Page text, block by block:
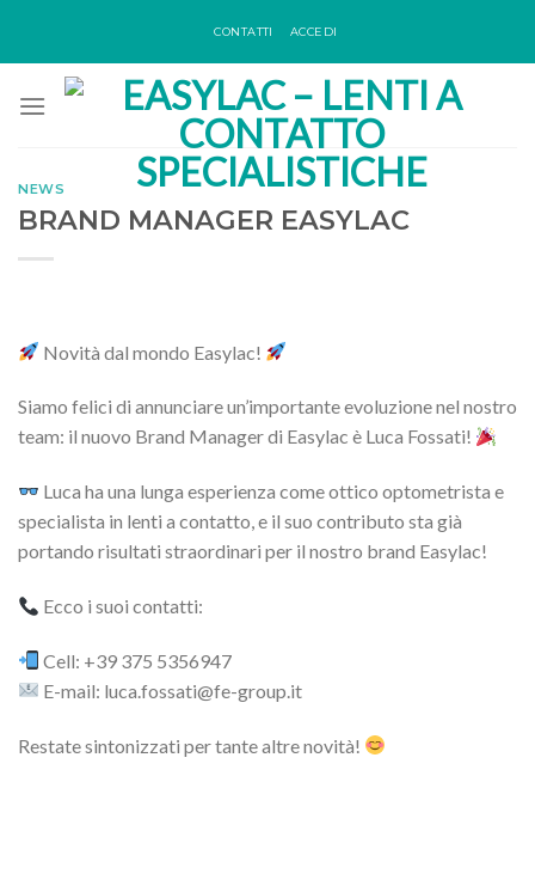
CONTATTI ACCEDI
NEWS
BRAND MANAGER EASYLAC
Novità dal mondo Easylac!
Siamo felici di annunciare un’importante evoluzione nel nostro
team: il nuovo Brand Manager di Easylac è Luca Fossati!
Luca ha una lunga esperienza come ottico optometrista e
specialista in lenti a contatto, e il suo contributo sta già
portando risultati straordinari per il nostro brand Easylac!
Ecco i suoi contatti:
Cell: +39 375 5356947
E-mail: luca.fossati@fe-group.it
Restate sintonizzati per tante altre novità!